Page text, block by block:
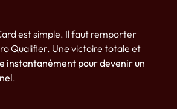
est simple. Il faut remporter
Qualifier. Une victoire totale et
instantanément pour devenir un
.